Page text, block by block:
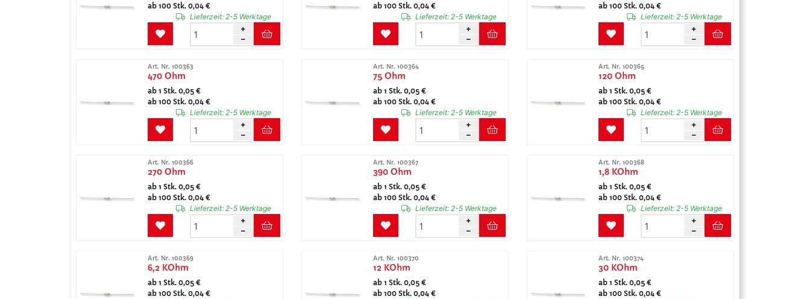
ab 100 Stk. 0,04 €
Lieferzeit: 2-5 Werktage
ab 100 Stk. 0,04 €
Lieferzeit: 2-5 Werktage
ab 100 Stk. 0,04 €
Lieferzeit: 2-5 Werktage
Art. Nr. 100363
470 Ohm
ab 1 Stk. 0,05 €
ab 100 Stk. 0,04 €
Lieferzeit: 2-5 Werktage
Art. Nr. 100364
75 Ohm
ab 1 Stk. 0,05 €
ab 100 Stk. 0,04 €
Lieferzeit: 2-5 Werktage
Art. Nr. 100365
120 Ohm
ab 1 Stk. 0,05 €
ab 100 Stk. 0,04 €
Lieferzeit: 2-5 Werktage
Art. Nr. 100366
270 Ohm
ab 1 Stk. 0,05 €
ab 100 Stk. 0,04 €
Lieferzeit: 2-5 Werktage
Art. Nr. 100367
390 Ohm
ab 1 Stk. 0,05 €
ab 100 Stk. 0,04 €
Lieferzeit: 2-5 Werktage
Art. Nr. 100368
1,8 KOhm
ab 1 Stk. 0,05 €
ab 100 Stk. 0,04 €
Lieferzeit: 2-5 Werktage
Art. Nr. 100369
6,2 KOhm
ab 1 Stk. 0,05 €
ab 100 Stk. 0,04 €
Art. Nr. 100370
12 KOhm
ab 1 Stk. 0,05 €
ab 100 Stk. 0,04 €
Art. Nr. 100374
30 KOhm
ab 1 Stk. 0,05 €
ab 100 Stk. 0,04 €